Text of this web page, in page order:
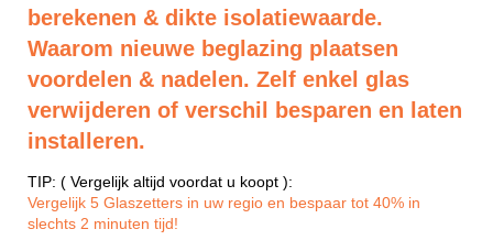
berekenen & dikte isolatiewaarde.
Waarom nieuwe beglazing plaatsen
voordelen & nadelen. Zelf enkel glas
verwijderen of verschil besparen en laten
installeren.
TIP: ( Vergelijk altijd voordat u koopt ):
Vergelijk 5 Glaszetters in uw regio en bespaar tot 40% in
slechts 2 minuten tijd!